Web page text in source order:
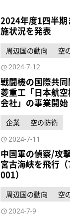
2024年度1四半
施状況を発表
周辺国の動向 空
2024-7-12
戦闘機の国際共
菱重工「日本航
会社」の事業開始
企業 空の防衛
2024-7-11
中国軍の偵察/攻
宮古海峡を飛行
001）
周辺国の動向 空
2024-7-9